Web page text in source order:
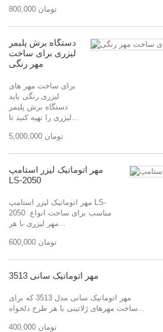
800,000 تومان
دستگاه برش پلیمر
لیزری برای ساخت
مهر رنگی
برای ساخت مهر های
لیزری رنگی باید
دستگاه برش پلیمر
لیزری را تهیه کنید تا...
5,000,000 تومان
مهر اتوماتیک لیزر استامپ
LS-2050
مهر اتوماتیک لیزر استامپ LS-
2050 مناسب برای ساخت انواع
مهر لیزری با هر...
600,000 تومان
مهر اتوماتیک سانی 3513
مهر اتوماتیک سانی مدل 3513 که برای
ساخت مهرهای ژلاتینی با هر طرح دلخواه...
400,000 تومان